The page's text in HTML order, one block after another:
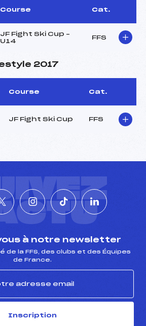
Course Cat.
JF Fight Ski Cup –
U14
FFS
2017
Course Cat.
JF Fight Ski Cup FFS
à notre newsletter
de la FFS, des clubs et des Équipes
de France.
Inscription